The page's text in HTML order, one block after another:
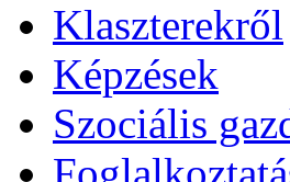
Klaszterekről
Képzések
Szociális